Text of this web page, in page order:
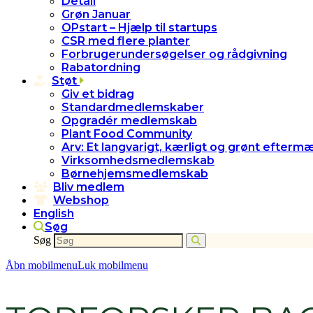
Grøn Januar
OPstart – Hjælp til startups
CSR med flere planter
Forbrugerundersøgelser og rådgivning
Rabatordning
Støt
Giv et bidrag
Standardmedlemskaber
Opgradér medlemskab
Plant Food Community
Arv: Et langvarigt, kærligt og grønt
Virksomhedsmedlemskab
Børnehjemsmedlemskab
Bliv medlem
Webshop
English
Søg
Søg
Åbn mobilmenuLuk mobilmenu